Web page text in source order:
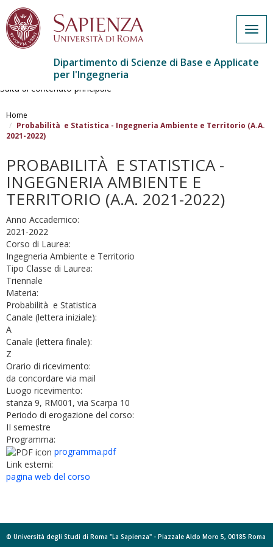
Salta al contenuto principale
Dipartimento di Scienze di Base e Applicate
per l'Ingegneria
Home
Probabilità e Statistica - Ingegneria Ambiente e Territorio (A.A.
2021-2022)
PROBABILITÀ E STATISTICA -
INGEGNERIA AMBIENTE E
TERRITORIO (A.A. 2021-2022)
Anno Accademico:
2021-2022
Corso di Laurea:
Ingegneria Ambiente e Territorio
Tipo Classe di Laurea:
Triennale
Materia:
Probabilità e Statistica
Canale (lettera iniziale):
A
Canale (lettera finale):
Z
Orario di ricevimento:
da concordare via mail
Luogo ricevimento:
stanza 9, RM001, via Scarpa 10
Periodo di erogazione del corso:
II semestre
Programma:
programma.pdf
Link esterni:
pagina web del corso
© Università degli Studi di Roma "La Sapienza" - Piazzale Aldo Moro 5, 00185 Roma